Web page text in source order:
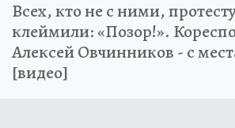
Всех, кто не с ними,
клеймили: «Позор!».
Алексей Овчинников - с
[видео]